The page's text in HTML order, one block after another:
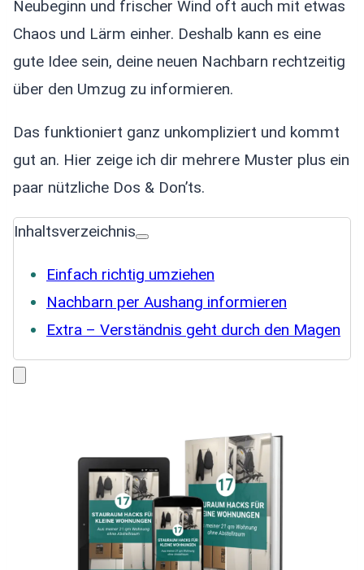
Neubeginn und frischer Wind oft auch mit etwas
Chaos und Lärm einher. Deshalb kann es eine
gute Idee sein, deine neuen Nachbarn rechtzeitig
über den Umzug zu informieren.
Das funktioniert ganz unkompliziert und kommt
gut an. Hier zeige ich dir mehrere Muster plus ein
paar nützliche Dos & Don’ts.
Inhaltsverzeichnis
Einfach richtig umziehen
Nachbarn per Aushang informieren
Extra – Verständnis geht durch den Magen